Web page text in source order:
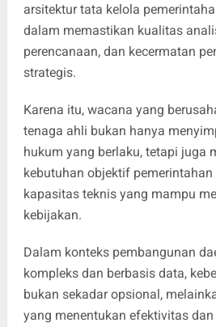
arsitektur tata kelola
dalam memastikan kualitas
perencanaan, dan kecermatan
strategis.
Karena itu, wacana yang
tenaga ahli bukan hanya
hukum yang berlaku, tetapi juga
kebutuhan objektif
kapasitas teknis yang mampu
kebijakan.
Dalam konteks pembangunan
kompleks dan berbasis data,
bukan sekadar opsional,
yang menentukan efektivitas